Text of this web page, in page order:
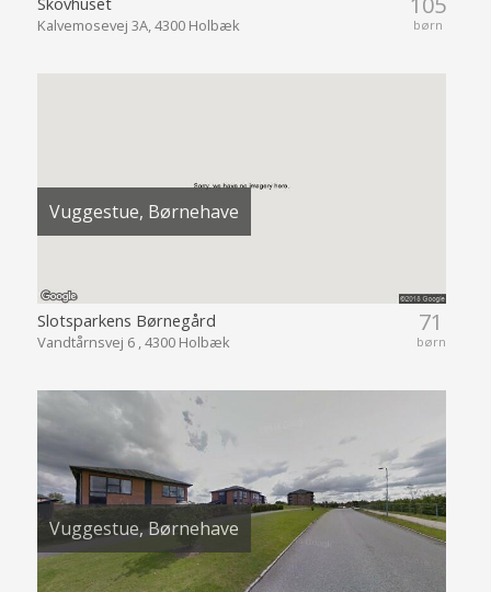
børn
Kalvemosevej 3A, 4300 Holbæk
Vuggestue, Børnehave
71
børn
Slotsparkens Børnegård
Vandtårnsvej 6 , 4300 Holbæk
Vuggestue, Børnehave